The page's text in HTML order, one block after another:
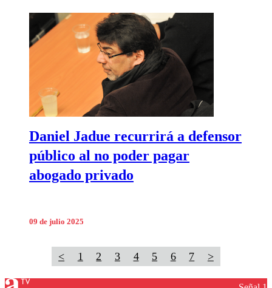
Daniel Jadue recurrirá a defensor
público al no poder pagar
abogado privado
09 de julio 2025
< 1 2 3 4 5 6 7 >